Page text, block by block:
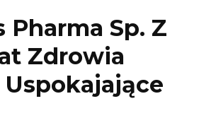
Pharma Sp. Z
Zdrowia